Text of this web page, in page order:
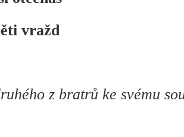
vražd
z bratrů ke svému